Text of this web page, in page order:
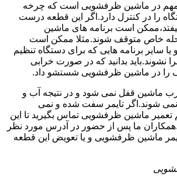
مهم در ماشین ظرفشویی است که چرخه
را در کنترل دارد.اگر این قطعه درست
بیفتد،ممکن است برنامه های ماشین
خاص متوقف شوند.مثلا ممکن است
برنامه هایی که برای دستگاه تنظیم
نشوند.باید بدانید که در صورت خرابی
را در ماشین ظرفشویی شستشو داد.
ماشین قفل نمی شود و در نتیجه آب و
نمی شوند.اگر تایمر سفت شده و نمی
تعمیر ماشین ظرفشویی تماس بگیرید تا این
ما پس از حضور در آدرس مورد نظر
ماشین ظرفشویی و یا تعویض این قطعه